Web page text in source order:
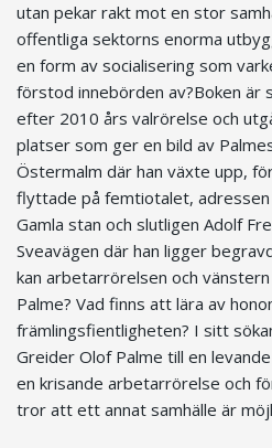
utan pekar rakt mot en stor
offentliga sektorns enorma
en form av socialisering som
förstod innebörden av?Boken är
efter 2010 års valrörelse och
platser som ger en bild av
Östermalm där han växte upp,
flyttade på femtiotalet, adressen
Gamla stan och slutligen Adolf
Sveavägen där han ligger
kan arbetarrörelsen och
Palme? Vad finns att lära av
främlingsfientligheten? I sitt
Greider Olof Palme till en
en krisande arbetarrörelse och
tror att ett annat samhälle är